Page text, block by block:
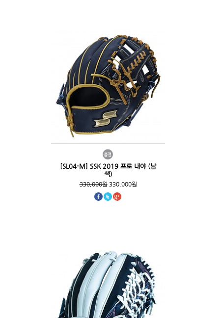
[SL04-M] SSK 2019 프로 내야 (남
색)
330,000원330,000원